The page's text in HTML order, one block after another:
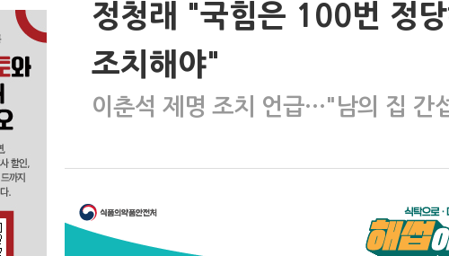
정청래 "국힘은 100번 정
조치해야"
이춘석 제명 조치 언급…"남의 집 간